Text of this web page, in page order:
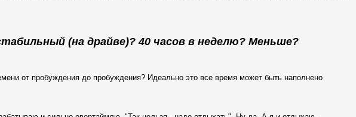
(на драйве)? 40 часов в неделю? Меньше?
от пробуждения до пробуждения? Идеально это все время может быть наполнено